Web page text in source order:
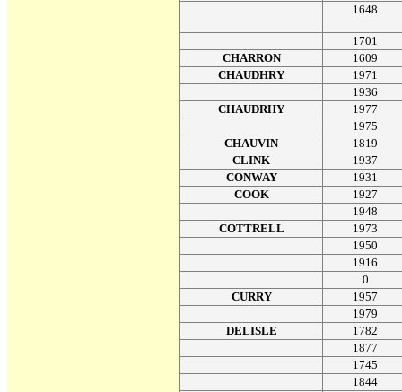
1648
1701
CHARRON
1609
CHAUDHRY
1971
1936
CHAUDRHY
1977
1975
CHAUVIN
1819
CLINK
1937
CONWAY
1931
COOK
1927
1948
COTTRELL
1973
1950
1916
0
CURRY
1957
1979
DELISLE
1782
1877
1745
1844